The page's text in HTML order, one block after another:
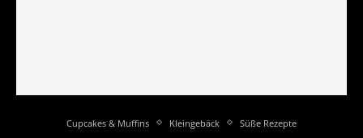
Cupcakes & Muffins Kleingebäck Süße Rezepte